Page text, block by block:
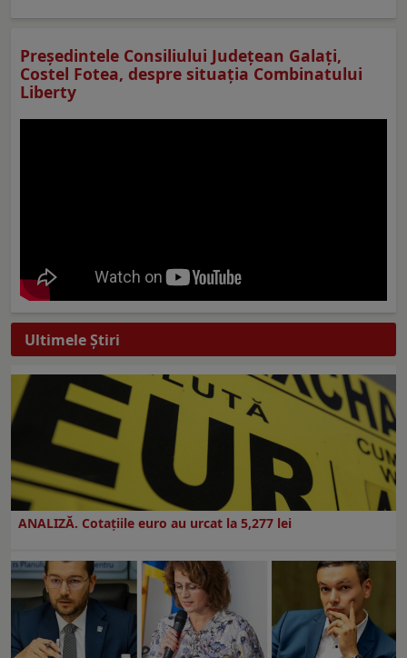
Preşedintele Consiliului Judeţean Galaţi,
Costel Fotea, despre situaţia Combinatului
Liberty
Ultimele Ştiri
ANALIZĂ. Cotațiile euro au urcat la 5,277 lei